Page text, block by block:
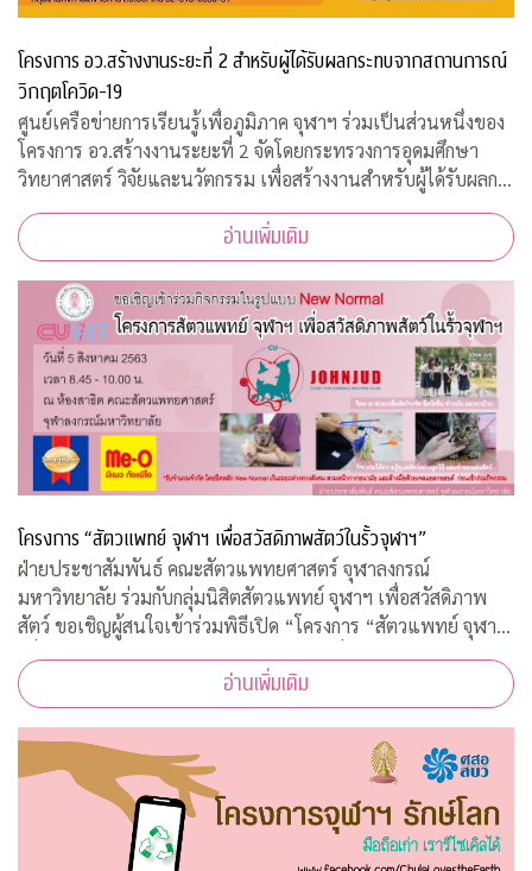
โครงการ อว.สร้างงานระยะที่ 2 สำหรับผู้ได้รับผลกระทบจากสถานการณ์
วิกฤตโควิด-19
ศูนย์เครือข่ายการเรียนรู้เพื่อภูมิภาค จุฬาฯ ร่วมเป็นส่วนหนึ่งของ
โครงการ อว.สร้างงานระยะที่ 2 จัดโดยกระทรวงการอุดมศึกษา
วิทยาศาสตร์ วิจัยและนวัตกรรม เพื่อสร้างงานสำหรับผู้ได้รับผลก
ระทบจากสถานการณ์วิกฤตโควิด-19 เปิดรับสมัครประชาชนทั่วไป
จำนวน 200 อัตรา
อ่านเพิ่มเติม
โครงการ “สัตวแพทย์ จุฬาฯ เพื่อสวัสดิภาพสัตว์ในรั้วจุฬาฯ”
ฝ่ายประชาสัมพันธ์ คณะสัตวแพทยศาสตร์ จุฬาลงกรณ์
มหาวิทยาลัย ร่วมกับกลุ่มนิสิตสัตวแพทย์ จุฬาฯ เพื่อสวัสดิภาพ
สัตว์ ขอเชิญผู้สนใจเข้าร่วมพิธีเปิด “โครงการ “สัตวแพทย์ จุฬาฯ
เพื่อสวัสดิภาพสัตว์ในรั้วจุฬาฯ” ในวันพุธที่ 5 สิงหาคม 2563
เวลา 08.45 – 10.00 น. ณ ห้ออ่านเพิ่มเติม